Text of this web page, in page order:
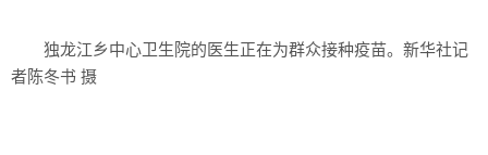
独龙江乡中心卫生院的医生正在为群众接种疫苗。新华社记
者陈冬书 摄